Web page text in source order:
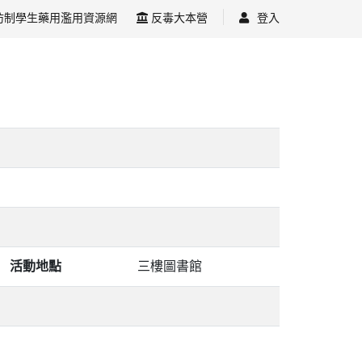
學生藥用濫用資源網 反毒大本營 登入
活動地點 三樓圖書館